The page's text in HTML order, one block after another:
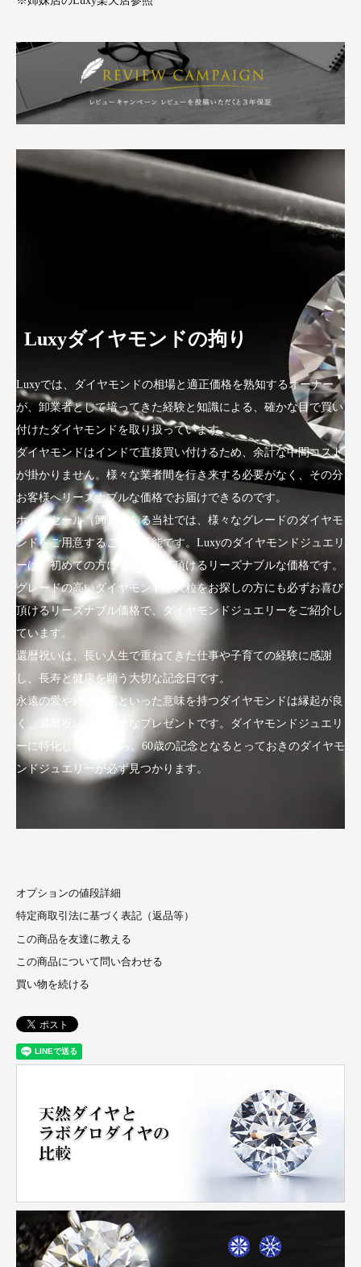
Luxyダイヤモンドの拘り
Luxyでは、ダイヤモンドの相場と適正価格を熟知するオーナー
が、卸業者として培ってきた経験と知識による、確かな目で買い
付けたダイヤモンドを取り扱っています。
ダイヤモンドはインドで直接買い付けるため、余計な中間コスト
が掛かりません。様々な業者間を行き来する必要がなく、その分
お客様へリーズナブルな価格でお届けできるのです。
ホールセール（卸）である当社では、様々なグレードのダイヤモ
ンドをご用意することが可能です。Luxyのダイヤモンドジュエリ
ーは、初めての方にも手にして頂けるリーズナブルな価格です。
グレードの高いダイヤモンドや大粒をお探しの方にも必ずお喜び
頂けるリーズナブル価格で、ダイヤモンドジュエリーをご紹介し
ています。
還暦祝いは、長い人生で重ねてきた仕事や子育ての経験に感謝
し、長寿と健康を願う大切な記念日です。
永遠の愛や絆、不屈といった意味を持つダイヤモンドは縁起が良
く、還暦祝いにも最適なプレゼントです。ダイヤモンドジュエリ
ーに特化したLuxyなら、60歳の記念となるとっておきのダイヤモ
ンドジュエリーが必ず見つかります。
オプションの値段詳細
特定商取引法に基づく表記（返品等）
この商品を友達に教える
この商品について問い合わせる
買い物を続ける